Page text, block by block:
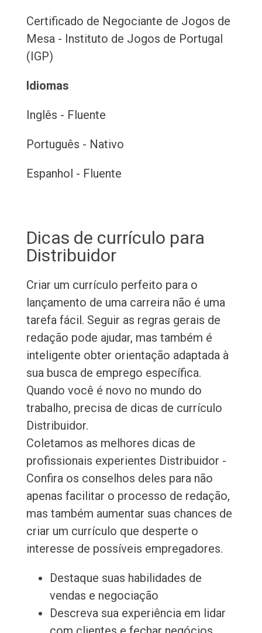
Certificado de Negociante de Jogos de
Mesa - Instituto de Jogos de Portugal
(IGP)
Idiomas
Inglês - Fluente
Português - Nativo
Espanhol - Fluente
Dicas de currículo para
Distribuidor
Criar um currículo perfeito para o
lançamento de uma carreira não é uma
tarefa fácil. Seguir as regras gerais de
redação pode ajudar, mas também é
inteligente obter orientação adaptada à
sua busca de emprego específica.
Quando você é novo no mundo do
trabalho, precisa de dicas de currículo
Distribuidor.
Coletamos as melhores dicas de
profissionais experientes Distribuidor -
Confira os conselhos deles para não
apenas facilitar o processo de redação,
mas também aumentar suas chances de
criar um currículo que desperte o
interesse de possíveis empregadores.
Destaque suas habilidades de
vendas e negociação
Descreva sua experiência em lidar